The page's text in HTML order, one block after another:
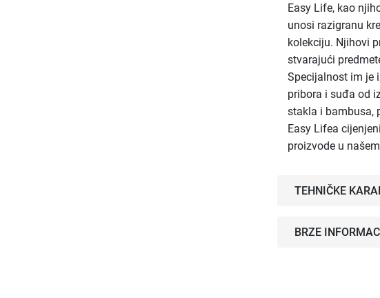
Easy Life, kao
unosi razigranu
kolekciju. Njihovi
stvarajući
Specijalnost im je
pribora i suđa od
stakla i bambusa,
Easy Lifea
proizvode u
TEHNIČKE
BRZE